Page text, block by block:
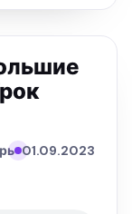
01.09.2023